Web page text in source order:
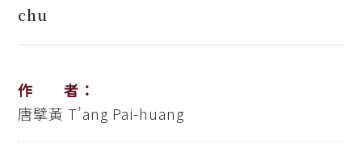
chu
作 者：
唐擘黃 T’ang Pai-huang